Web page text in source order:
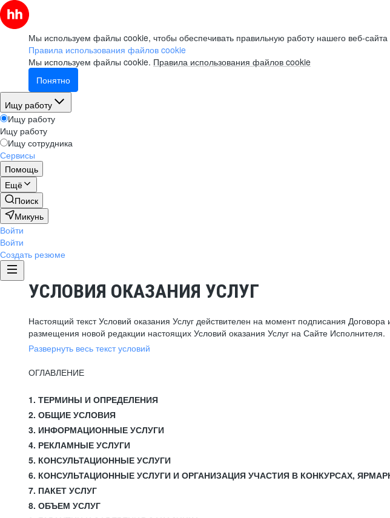
Мы используем файлы cookie, чтобы обеспечивать правильную работу нашего веб-сайта
Правила использования файлов cookie
Мы используем файлы cookie. Правила использования файлов cookie
Понятно
Ищу работу
Ищу работу
Ищу работу
Ищу сотрудника
Сервисы
Помощь
Ещё
Поиск
Микунь
Войти
Войти
Создать резюме
УСЛОВИЯ ОКАЗАНИЯ УСЛУГ
Настоящий текст Условий оказания Услуг действителен на момент подписания
размещения новой редакции настоящих Условий оказания Услуг на Сайте Исполнителя.
Развернуть весь текст условий
ОГЛАВЛЕНИЕ
1. ТЕРМИНЫ И ОПРЕДЕЛЕНИЯ
2. ОБЩИЕ УСЛОВИЯ
3. ИНФОРМАЦИОННЫЕ УСЛУГИ
4. РЕКЛАМНЫЕ УСЛУГИ
5. КОНСУЛЬТАЦИОННЫЕ УСЛУГИ
6. КОНСУЛЬТАЦИОННЫЕ УСЛУГИ И ОРГАНИЗАЦИЯ УЧАСТИЯ В КОНКУРСАХ,
7. ПАКЕТ УСЛУГ
8. ОБЪЕМ УСЛУГ